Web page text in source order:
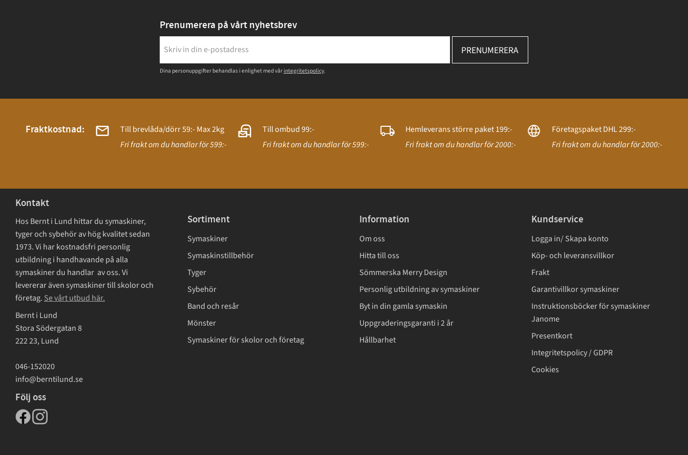
Prenumerera på vårt nyhetsbrev
PRENUMERERA
Dina personuppgifter behandlas i enlighet med vår integritetspolicy.
Fraktkostnad:
Till brevlåda/dörr 59:- Max 2kg
Fri frakt om du handlar för 599:-
Till ombud 99:-
Fri frakt om du handlar för 599:-
Hemleverans större paket 199:-
Fri frakt om du handlar för 2000:-
Företagspaket DHL 299:-
Fri frakt om du handlar för 2000:-
Kontakt
Hos Bernt i Lund hittar du symaskiner,
tyger och sybehör av hög kvalitet sedan
1973. Vi har kostnadsfri personlig
utbildning i handhavande på alla
symaskiner du handlar av oss. Vi
levererar även symaskiner till skolor och
företag. Se vårt utbud här.
Bernt i Lund
Stora Södergatan 8
222 23, Lund
046-152020
info@berntilund.se
Följ oss
Sortiment
Symaskiner
Symaskinstillbehör
Tyger
Sybehör
Band och resår
Mönster
Symaskiner för skolor och företag
Information
Om oss
Hitta till oss
Sömmerska Merry Design
Personlig utbildning av symaskiner
Byt in din gamla symaskin
Uppgraderingsgaranti i 2 år
Hållbarhet
Kundservice
Logga in/ Skapa konto
Köp- och leveransvillkor
Frakt
Garantivillkor symaskiner
Instruktionsböcker för symaskiner
Janome
Presentkort
Integritetspolicy / GDPR
Cookies